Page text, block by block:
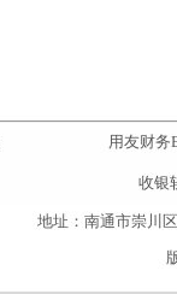
用友财务
收银
地址：南通市崇川